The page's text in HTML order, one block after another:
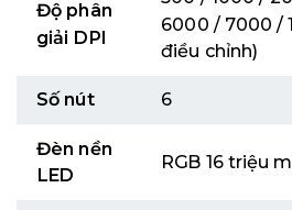
Độ phân
giải DPI
6000 / 7000 /
điều chỉnh)
Số nút 6
Đèn nền
LED
RGB 16 triệu